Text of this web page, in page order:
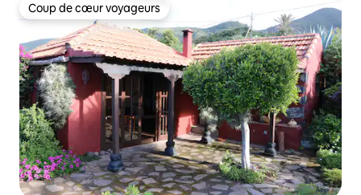
Coup de cœur voyageurs
Coup de cœur voyageurs